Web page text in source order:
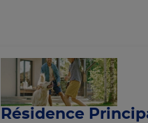
Résidence